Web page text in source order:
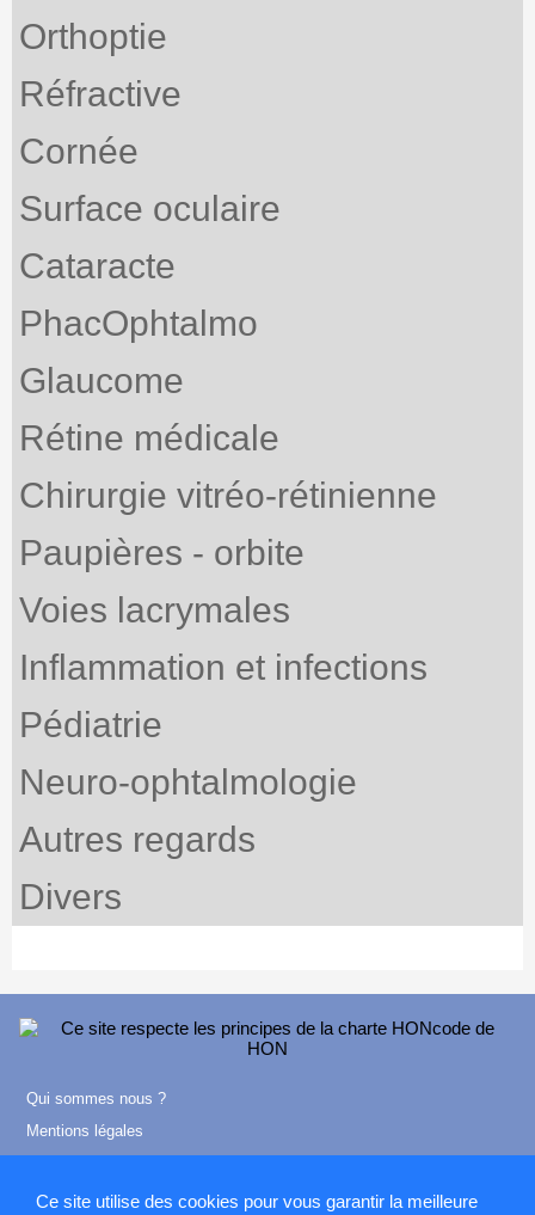
Ce site utilise des cookies pour vous garantir la meilleure
Orthoptie
Réfractive
Cornée
Surface oculaire
Cataracte
PhacOphtalmo
Glaucome
Rétine médicale
Chirurgie vitréo-rétinienne
Paupières - orbite
Voies lacrymales
Inflammation et infections
Pédiatrie
Neuro-ophtalmologie
Autres regards
Divers
Qui sommes nous ?
Mentions légales